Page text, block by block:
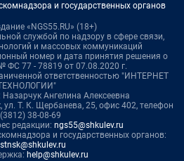
и государственных органов
«NGS55.RU» (18+)
службой по надзору в сфере связи,
и массовых коммуникаций
номер и дата принятия решения о
ФС 77 - 78819 от 07.08.2020 г.
ответственностью "ИНТЕРНЕТ
Ангелина Алексеевна
ул. Т. К. Щербанева, 25, офис 402, телефон
38-08-69
редакции: ngs55@shkulev.ru
и государственных органов:
help@shkulev.ru